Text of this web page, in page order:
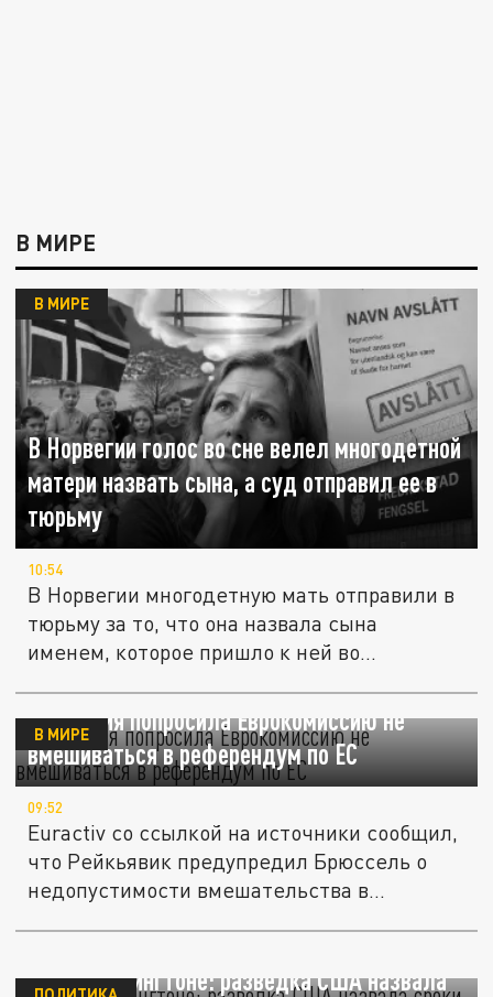
В МИРЕ
В Норвегии голос во сне велел многодетной
матери назвать сына, а суд отправил ее в
тюрьму
В МИРЕ
10:54
В Норвегии многодетную мать отправили в
тюрьму за то, что она назвала сына
именем, которое пришло к ней во...
Исландия попросила Еврокомиссию не
вмешиваться в референдум по ЕС
В МИРЕ
09:52
Euractiv со ссылкой на источники сообщил,
что Рейкьявик предупредил Брюссель о
недопустимости вмешательства в...
Шок в Вашингтоне: разведка США назвала